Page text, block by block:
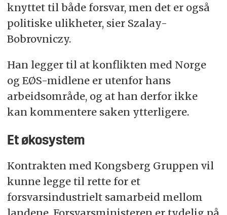
knyttet til både forsvar, men det er også
politiske ulikheter, sier Szalay-
Bobrovniczy.
Han legger til at konflikten med Norge
og EØS-midlene er utenfor hans
arbeidsområde, og at han derfor ikke
kan kommentere saken ytterligere.
Et økosystem
Kontrakten med Kongsberg Gruppen vil
kunne legge til rette for et
forsvarsindustrielt samarbeid mellom